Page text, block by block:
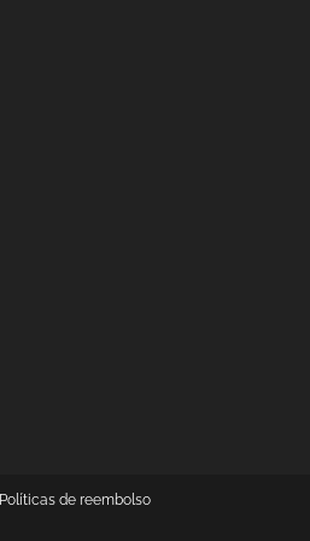
Políticas de reembolso